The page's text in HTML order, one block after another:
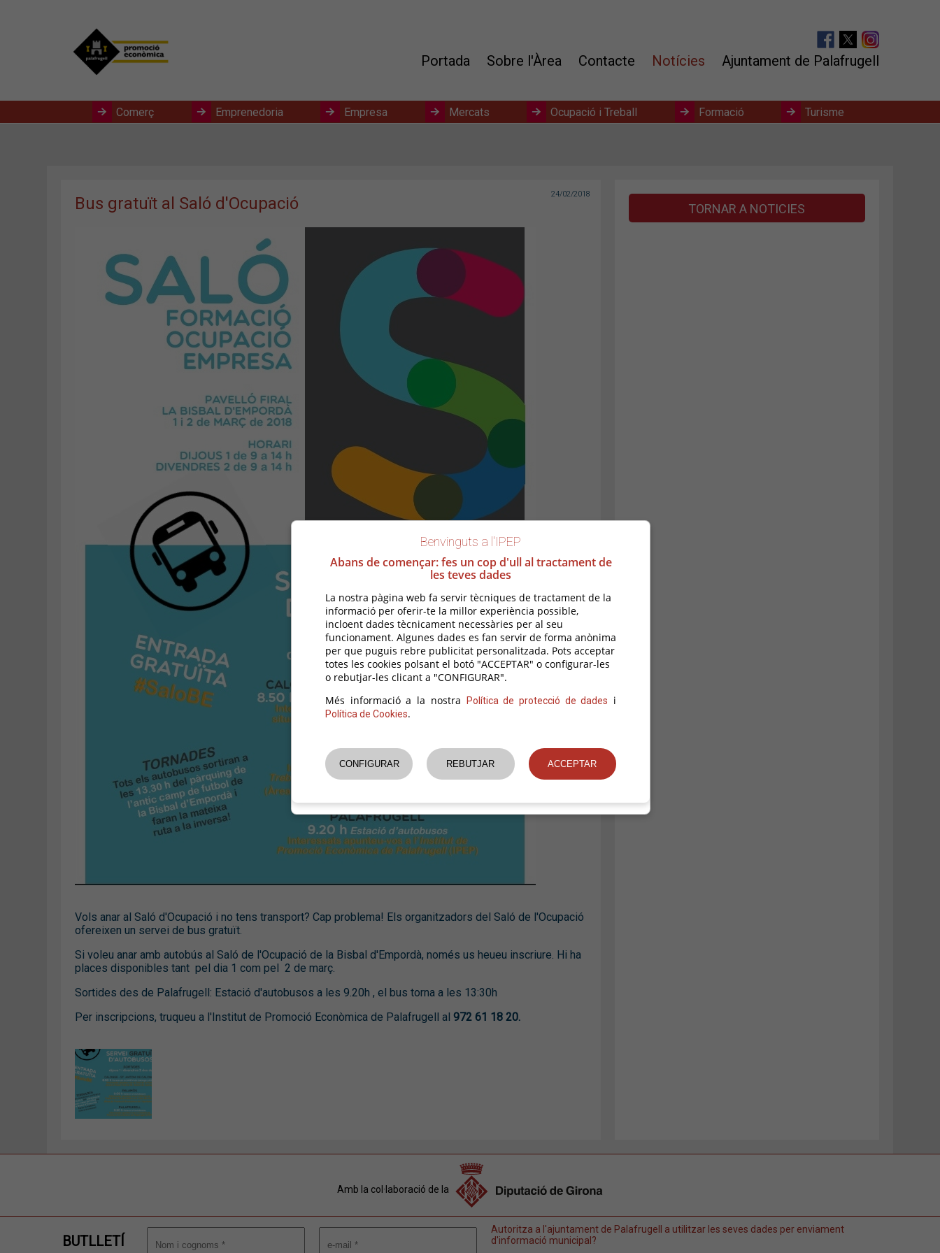
Portada Sobre l'Àrea Contacte Notícies Ajuntament de Palafrugell
Comerç Emprenedoria Empresa Mercats Ocupació i Treball Formació Turisme
Bus gratuït al Saló d'Ocupació 24/02/2018
Vols anar al Saló d'Ocupació i no tens transport? Cap problema! Els organitzadors del Saló de l'Ocupació
ofereixen un servei de bus gratuït.
Si voleu anar amb autobús al Saló de l'Ocupació de la Bisbal d'Empordà, només us heueu inscriure. Hi ha
places disponibles tant pel dia 1 com pel 2 de març.
Sortides des de Palafrugell: Estació d'autobusos a les 9.20h , el bus torna a les 13:30h
Per inscripcions, truqueu a l'Institut de Promoció Econòmica de Palafrugell al972 61 18 20.
TORNAR A NOTICIES
Amb la col·laboració de la
BUTLLETÍ
Autoritza a l'ajuntament de Palafrugell a utilitzar les seves dades per enviament
d'informació municipal?
Benvinguts a l'IPEP
Abans de començar: fes un cop d'ull al tractament de
les teves dades
La nostra pàgina web fa servir tècniques de tractament de la
informació per oferir-te la millor experiència possible,
incloent dades tècnicament necessàries per al seu
funcionament. Algunes dades es fan servir de forma anònima
per que puguis rebre publicitat personalitzada. Pots acceptar
totes les cookies polsant el botó "ACCEPTAR" o configurar-les
o rebutjar-les clicant a "CONFIGURAR".
Més informació a la nostra
Política de protecció de dades i
Política de Cookies.